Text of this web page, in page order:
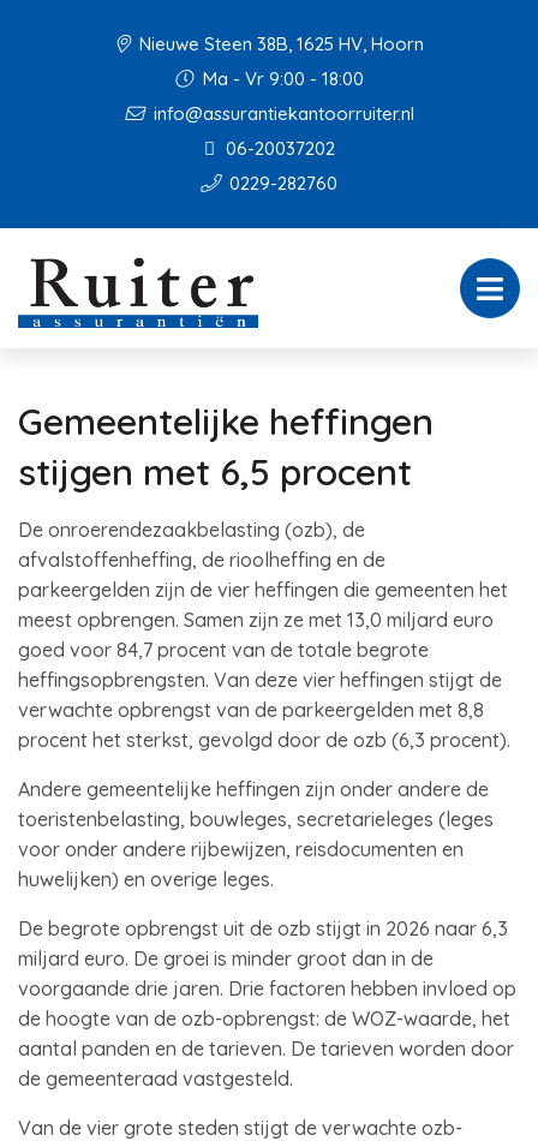
Nieuwe Steen 38B, 1625 HV, Hoorn
Ma - Vr 9:00 - 18:00
info@assurantiekantoorruiter.nl
06-20037202
0229-282760
Gemeentelijke heffingen
stijgen met 6,5 procent
De onroerendezaakbelasting (ozb), de
afvalstoffenheffing, de rioolheffing en de
parkeergelden zijn de vier heffingen die gemeenten het
meest opbrengen. Samen zijn ze met 13,0 miljard euro
goed voor 84,7 procent van de totale begrote
heffingsopbrengsten. Van deze vier heffingen stijgt de
verwachte opbrengst van de parkeergelden met 8,8
procent het sterkst, gevolgd door de ozb (6,3 procent).
Andere gemeentelijke heffingen zijn onder andere de
toeristenbelasting, bouwleges, secretarieleges (leges
voor onder andere rijbewijzen, reisdocumenten en
huwelijken) en overige leges.
De begrote opbrengst uit de ozb stijgt in 2026 naar 6,3
miljard euro. De groei is minder groot dan in de
voorgaande drie jaren. Drie factoren hebben invloed op
de hoogte van de ozb-opbrengst: de WOZ-waarde, het
aantal panden en de tarieven. De tarieven worden door
de gemeenteraad vastgesteld.
Van de vier grote steden stijgt de verwachte ozb-